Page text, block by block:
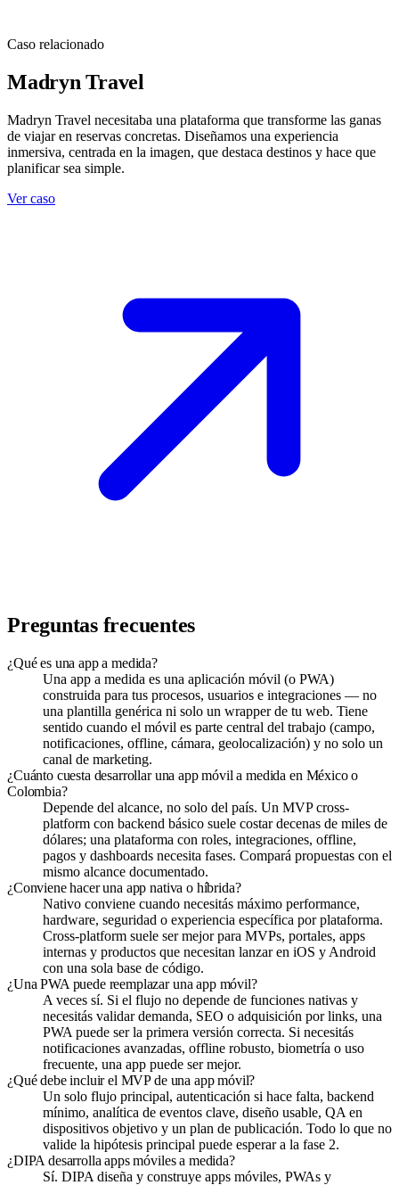
Caso relacionado
Madryn Travel
Madryn Travel necesitaba una plataforma que transforme las ganas
de viajar en reservas concretas. Diseñamos una experiencia
inmersiva, centrada en la imagen, que destaca destinos y hace que
planificar sea simple.
Ver caso
Preguntas frecuentes
¿Qué es una app a medida?
Una app a medida es una aplicación móvil (o PWA)
construida para tus procesos, usuarios e integraciones — no
una plantilla genérica ni solo un wrapper de tu web. Tiene
sentido cuando el móvil es parte central del trabajo (campo,
notificaciones, offline, cámara, geolocalización) y no solo un
canal de marketing.
¿Cuánto cuesta desarrollar una app móvil a medida en México o
Colombia?
Depende del alcance, no solo del país. Un MVP cross-
platform con backend básico suele costar decenas de miles de
dólares; una plataforma con roles, integraciones, offline,
pagos y dashboards necesita fases. Compará propuestas con el
mismo alcance documentado.
¿Conviene hacer una app nativa o híbrida?
Nativo conviene cuando necesitás máximo performance,
hardware, seguridad o experiencia específica por plataforma.
Cross-platform suele ser mejor para MVPs, portales, apps
internas y productos que necesitan lanzar en iOS y Android
con una sola base de código.
¿Una PWA puede reemplazar una app móvil?
A veces sí. Si el flujo no depende de funciones nativas y
necesitás validar demanda, SEO o adquisición por links, una
PWA puede ser la primera versión correcta. Si necesitás
notificaciones avanzadas, offline robusto, biometría o uso
frecuente, una app puede ser mejor.
¿Qué debe incluir el MVP de una app móvil?
Un solo flujo principal, autenticación si hace falta, backend
mínimo, analítica de eventos clave, diseño usable, QA en
dispositivos objetivo y un plan de publicación. Todo lo que no
valide la hipótesis principal puede esperar a la fase 2.
¿DIPA desarrolla apps móviles a medida?
Sí. DIPA diseña y construye apps móviles, PWAs y